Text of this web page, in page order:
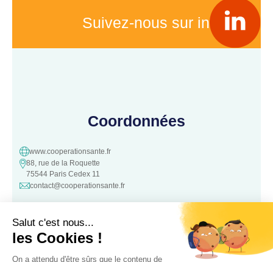
Suivez-nous sur in
Coordonnées
www.cooperationsante.fr
88, rue de la Roquette
75544 Paris Cedex 11
contact@cooperationsante.fr
Contact